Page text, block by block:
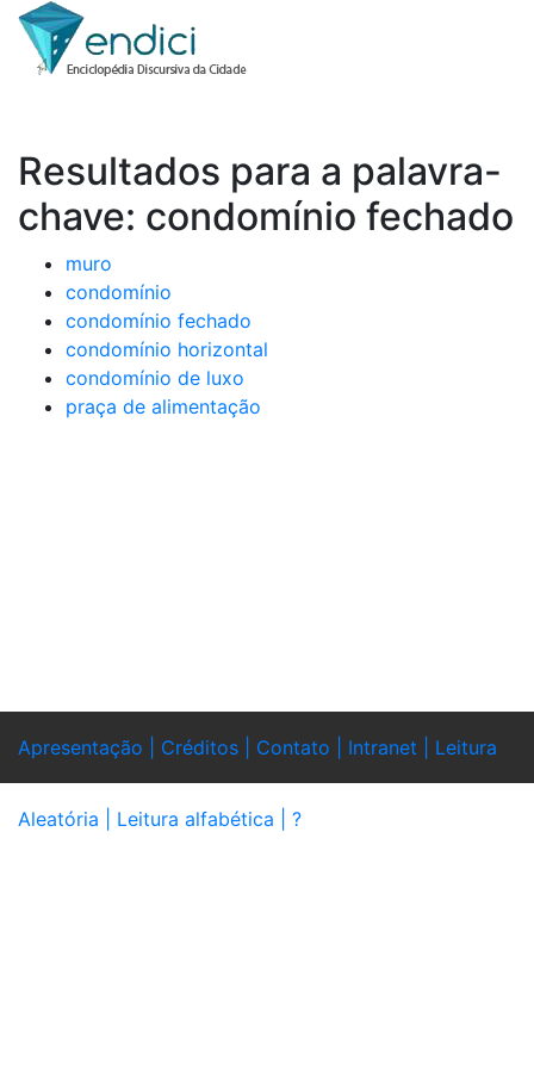
Resultados para a palavra-
chave: condomínio fechado
muro
condomínio
condomínio fechado
condomínio horizontal
condomínio de luxo
praça de alimentação
Apresentação | Créditos | Contato | Intranet | Leitura
Aleatória | Leitura alfabética | ?